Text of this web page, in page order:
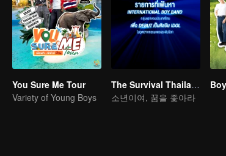
You Sure Me Tour
Variety of Young Boys
The Survival Thailand (Uncut Ver.)
소년이여, 꿈을 좇아라